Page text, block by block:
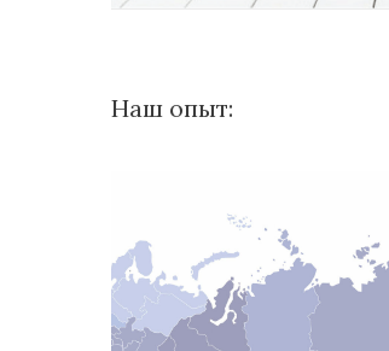
Наш опыт: